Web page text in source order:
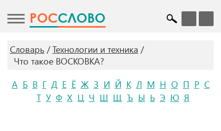
POCСЛОВО
Словарь
Технологии и техника
Что такое ВОСКОВКА?
А Б В Г Д Е Ё Ж З И Й К Л М Н О П Р С
Т У Ф Х Ц Ч Ш Щ Ъ Ы Ь Э Ю Я